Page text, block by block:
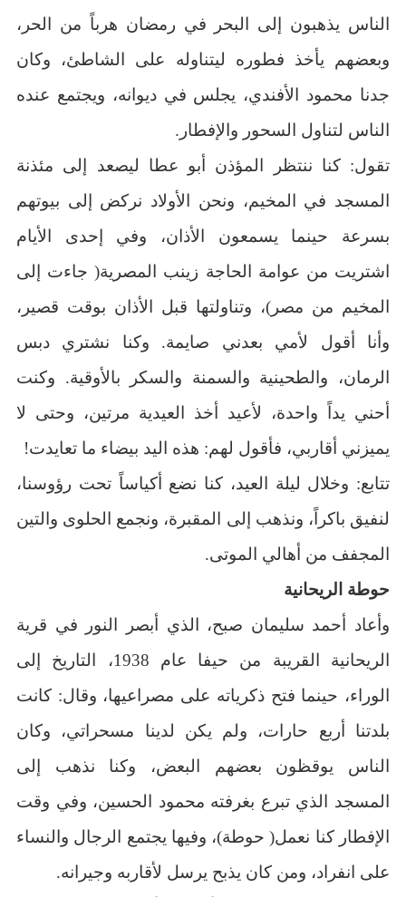
الناس يذهبون إلى البحر في رمضان هرباً من الحر،
وبعضهم يأخذ فطوره ليتناوله على الشاطئ، وكان
جدنا محمود الأفندي، يجلس في ديوانه، ويجتمع عنده
الناس لتناول السحور والإفطار.
تقول: كنا ننتظر المؤذن أبو عطا ليصعد إلى مئذنة
المسجد في المخيم، ونحن الأولاد نركض إلى بيوتهم
بسرعة حينما يسمعون الأذان، وفي إحدى الأيام
اشتريت من عوامة الحاجة زينب المصرية( جاءت إلى
المخيم من مصر)، وتناولتها قبل الأذان بوقت قصير،
وأنا أقول لأمي بعدني صايمة. وكنا نشتري دبس
الرمان، والطحينية والسمنة والسكر بالأوقية. وكنت
أحني يداً واحدة، لأعيد أخذ العيدية مرتين، وحتى لا
يميزني أقاربي، فأقول لهم: هذه اليد بيضاء ما تعايدت!
تتابع: وخلال ليلة العيد، كنا نضع أكياساً تحت رؤوسنا،
لنفيق باكراً، ونذهب إلى المقبرة، ونجمع الحلوى والتين
المجفف من أهالي الموتى.
حوطة الريحانية
وأعاد أحمد سليمان صبح، الذي أبصر النور في قرية
الريحانية القريبة من حيفا عام 1938، التاريخ إلى
الوراء، حينما فتح ذكرياته على مصراعيها، وقال: كانت
بلدتنا أربع حارات، ولم يكن لدينا مسحراتي، وكان
الناس يوقظون بعضهم البعض، وكنا نذهب إلى
المسجد الذي تبرع بغرفته محمود الحسين، وفي وقت
الإفطار كنا نعمل( حوطة)، وفيها يجتمع الرجال والنساء
على انفراد، ومن كان يذبح يرسل لأقاربه وجيرانه.